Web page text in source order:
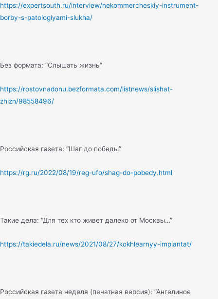
https://expertsouth.ru/interview/nekommercheskiy-instrument-
borby-s-patologiyami-slukha/
Без формата: “Слышать жизнь”
https://rostovnadonu.bezformata.com/listnews/slishat-
zhizn/98558496/
Российская газета: “Шаг до победы”
https://rg.ru/2022/08/19/reg-ufo/shag-do-pobedy.html
Такие дела: “Для тех кто живет далеко от Москвы…”
https://takiedela.ru/news/2021/08/27/kokhlearnyy-implantat/
Российская газета неделя (печатная версия): “Ангелиное